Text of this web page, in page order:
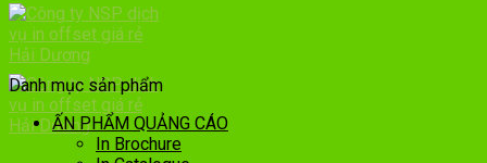
Danh mục sản phẩm
ẤN PHẨM QUẢNG CÁO
In Brochure